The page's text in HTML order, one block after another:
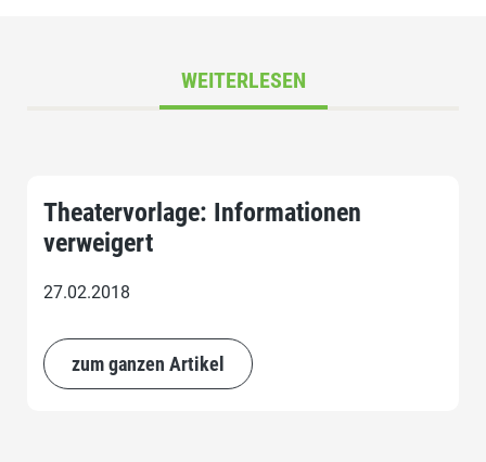
WEITERLESEN
Theatervorlage: Informationen
verweigert
27.02.2018
zum ganzen Artikel